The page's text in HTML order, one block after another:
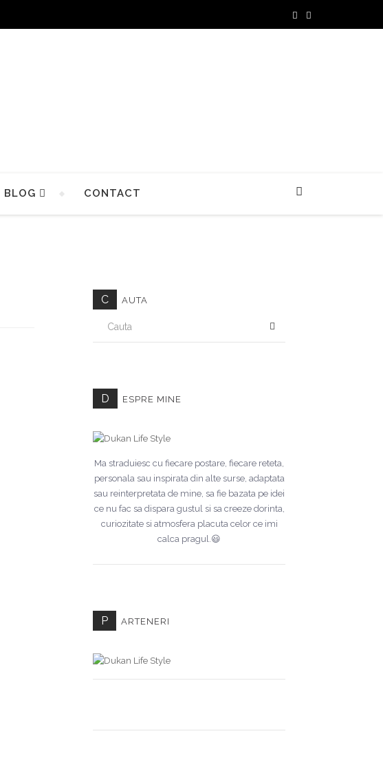
BLOG CONTACT
C AUTA
D ESPRE MINE
Ma straduiesc cu fiecare postare, fiecare reteta,
personala sau inspirata din alte surse, adaptata
sau reinterpretata de mine, sa fie bazata pe idei
ce nu fac sa dispara gustul si sa creeze dorinta,
curiozitate si atmosfera placuta celor ce imi
calca pragul.😃
P ARTENERI